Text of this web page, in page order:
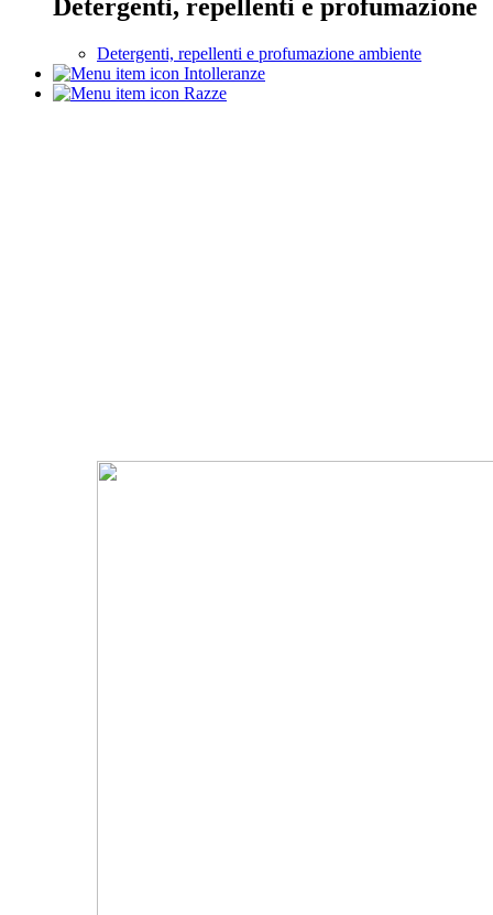
Detergenti, repellenti e profumazione
Detergenti, repellenti e profumazione ambiente
Intolleranze
Razze